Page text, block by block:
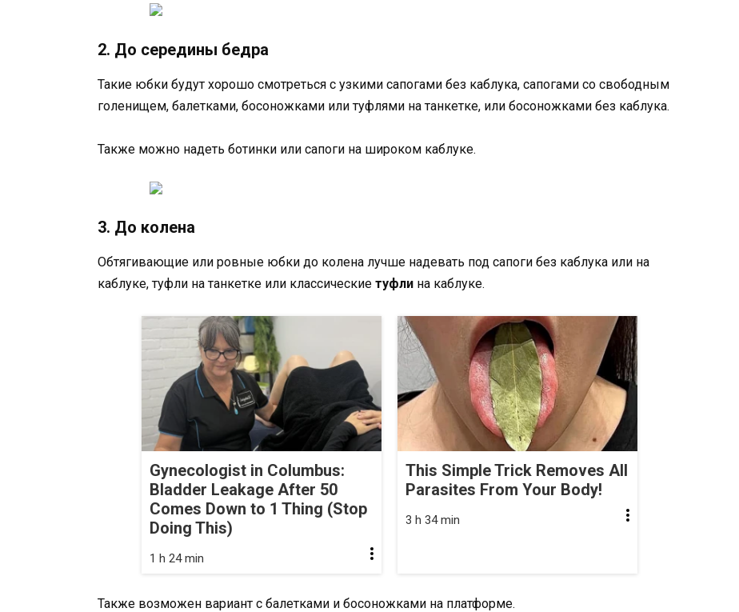
2. До середины бедра
Такие юбки будут хорошо смотреться с узкими сапогами без каблука, сапогами со свободным
голенищем, балетками, босоножками или туфлями на танкетке, или босоножками без каблука.
Также можно надеть ботинки или сапоги на широком каблуке.
3. До колена
Обтягивающие или ровные юбки до колена лучше надевать под сапоги без каблука или на
каблуке, туфли на танкетке или классические туфли на каблуке.
Gynecologist in Columbus:
Bladder Leakage After 50
Comes Down to 1 Thing (Stop
Doing This)
1 h 24 min
This Simple Trick Removes All
Parasites From Your Body!
3 h 34 min
Также возможен вариант с балетками и босоножками на платформе.